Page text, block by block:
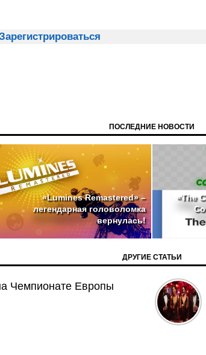
ПОСЛЕДНИЕ НОВОСТИ
«Lumines Remastered» –
легендарная головоломка
вернулась!
«The
ДРУГИЕ СТАТЬИ
Чемпионате Европы